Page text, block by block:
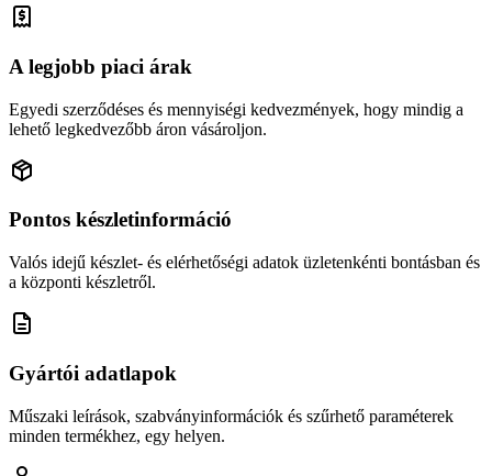
A legjobb piaci árak
Egyedi szerződéses és mennyiségi kedvezmények, hogy mindig a
lehető legkedvezőbb áron vásároljon.
Pontos készletinformáció
Valós idejű készlet- és elérhetőségi adatok üzletenkénti bontásban és
a központi készletről.
Gyártói adatlapok
Műszaki leírások, szabványinformációk és szűrhető paraméterek
minden termékhez, egy helyen.